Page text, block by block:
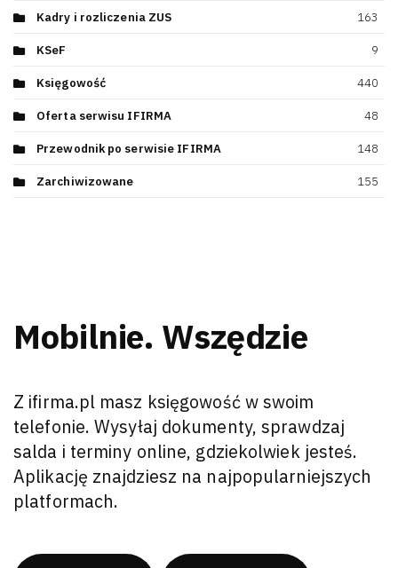
Kadry i rozliczenia ZUS 163
KSeF 9
Księgowość 440
Oferta serwisu IFIRMA 48
Przewodnik po serwisie IFIRMA 148
Zarchiwizowane 155
Mobilnie. Wszędzie
Z ifirma.pl masz księgowość w swoim
telefonie. Wysyłaj dokumenty, sprawdzaj
salda i terminy online, gdziekolwiek jesteś.
Aplikację znajdziesz na najpopularniejszych
platformach.